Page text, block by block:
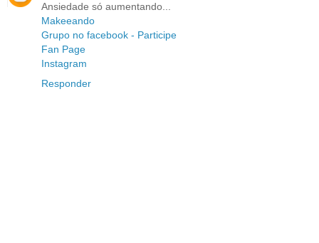
Ansiedade só aumentando...
Makeeando
Grupo no facebook - Participe
Fan Page
Instagram
Responder